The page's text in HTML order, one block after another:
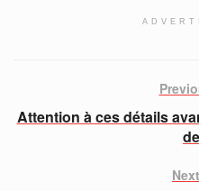
Attention à ces détails